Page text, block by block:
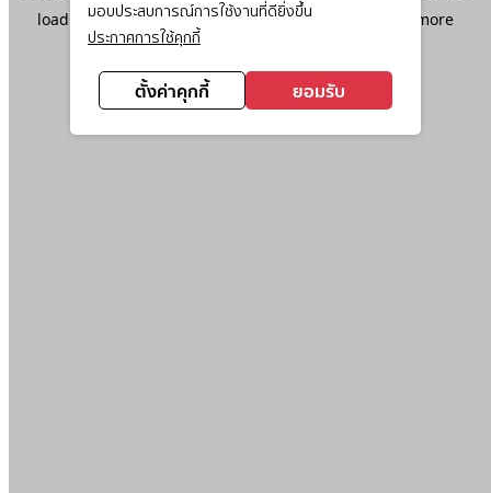
มอบประสบการณ์การใช้งานที่ดียิ่งขึ้น
ประกาศการใช้คุกกี้
ตั้งค่าคุกกี้ ยอมรับ
loadingwww.ktc.co.th(see the browser console
for more
information).